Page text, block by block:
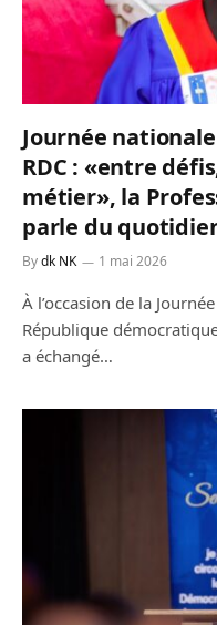
Journée
RDC : «entre
métier», la
parle du
Bydk NK 1 mai 2026
À l’occasion de la
République
a échangé…